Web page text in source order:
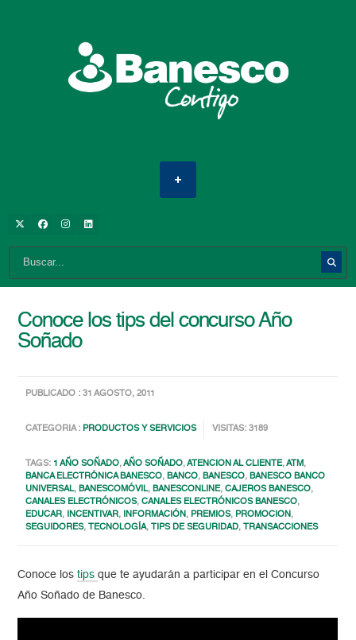
Conoce los tips del concurso Año
Soñado
PUBLICADO : 31 AGOSTO, 2011
CATEGORIA : PRODUCTOS Y SERVICIOS VISITAS: 3189
TAGS: 1 AÑO SOÑADO,AÑO SOÑADO,ATENCION AL CLIENTE,ATM,
BANCA ELECTRÓNICA BANESCO,BANCO,BANESCO,BANESCO BANCO
UNIVERSAL,BANESCOMÓVIL,BANESCONLINE,CAJEROS BANESCO,
CANALES ELECTRÓNICOS,CANALES ELECTRÓNICOS BANESCO,
EDUCAR, INCENTIVAR, INFORMACIÓN, PREMIOS, PROMOCION,
SEGUIDORES, TECNOLOGÍA, TIPS DE SEGURIDAD, TRANSACCIONES
Conoce lostipsque te ayudarán a participar en el Concurso
Año Soñado de Banesco.